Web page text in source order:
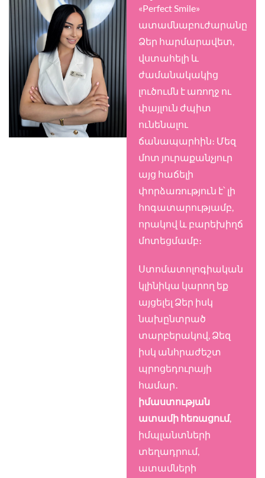
«Perfect Smile»
ատամնաբուժարանը
Ձեր հարմարավետ,
վստահելի և
ժամանակակից
լուծումն է առողջ ու
փայլուն ժպիտ
ունենալու
ճանապարհին։ Մեզ
մոտ յուրաքանչյուր
այց հաճելի
փորձառություն է՝ լի
հոգատարությամբ,
որակով և բարեխիղճ
մոտեցմամբ։
Ստոմատոլոգիական
կլինիկա կարող եք
այցելել Ձեր իսկ
նախընտրած
տարբերակով, Ձեզ
իսկ անհրաժեշտ
պրոցեդուրայի
համար․
իմաստության
ատամի հեռացում,
իմպլանտների
տեղադրում,
ատամների